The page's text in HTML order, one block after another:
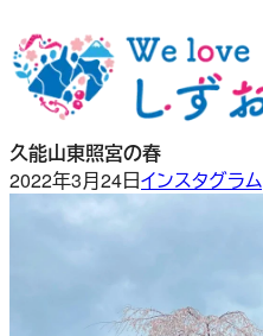
容
を
ッ
プ
久能山東照宮の春
2022年3月24日インスタグラム